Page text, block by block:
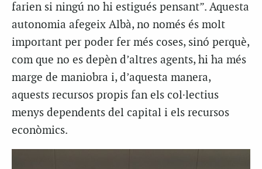
farien si ningú no hi estigués pensant”. Aquesta
autonomia afegeix Albà, no només és molt
important per poder fer més coses, sinó perquè,
com que no es depèn d’altres agents, hi ha més
marge de maniobra i, d’aquesta manera,
aquests recursos propis fan els col·lectius
menys dependents del capital i els recursos
econòmics.